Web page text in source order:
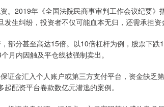
。2019年《全国法院民商事审判工作会议纪要》
生纠纷，投资者不仅可能血本无归，还需承担资
部分甚至高达15倍。以10倍杠杆为例，股票下
月内因触及平仓线被强制卖出。
证金汇入个人账户或第三方支付平台，资金缺乏
配资平台卷款数亿元潜逃的案例。